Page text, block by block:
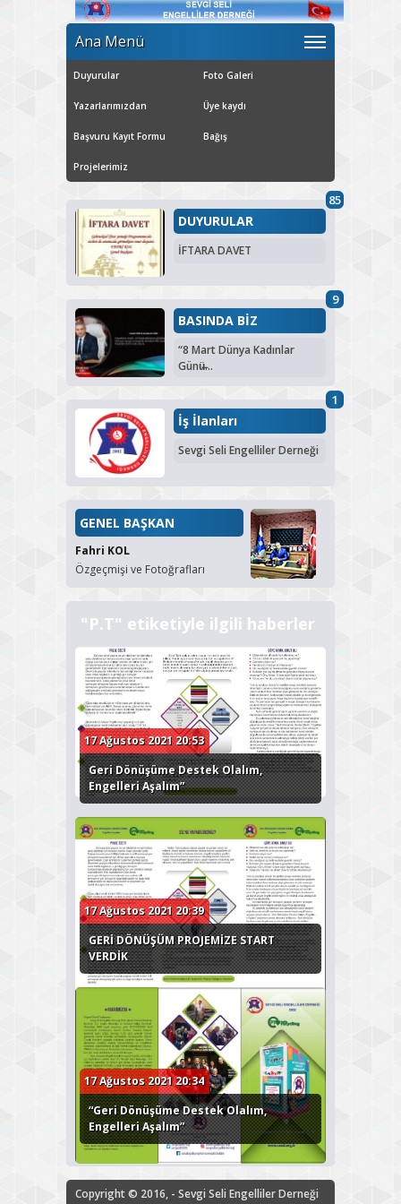
Ana Menü
Duyurular Foto Galeri
Yazarlarımızdan Üye kaydı
Başvuru Kayıt Formu Bağış
Projelerimiz
85
DUYURULAR
İFTARA DAVET
9
BASINDA BİZ
“8 Mart Dünya Kadınlar
Günü̶...
1
İş İlanları
Sevgi Seli Engelliler Derneği
GENEL BAŞKAN
Fahri KOL
Özgeçmişi ve Fotoğrafları
"P.T" etiketiyle ilgili haberler
17 Ağustos 2021 20:53
Geri Dönüşüme Destek Olalım,
Engelleri Aşalım”
17 Ağustos 2021 20:39
GERİ DÖNÜŞÜM PROJEMİZE START
VERDİK
17 Ağustos 2021 20:34
“Geri Dönüşüme Destek Olalım,
Engelleri Aşalım”
Copyright © 2016, - Sevgi Seli Engelliler Derneği